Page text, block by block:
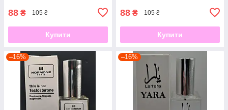
88 ₴ 105 ₴
Купити
88 ₴ 105 ₴
Купити
–16% –16%